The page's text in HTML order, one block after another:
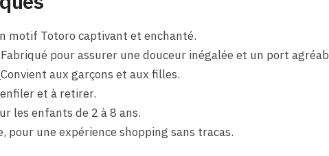
motif Totoro captivant et enchanté.
pour assurer une douceur inégalée et un port
Convient aux garçons et aux filles.
et à retirer.
les enfants de 2 à 8 ans.
pour une expérience shopping sans tracas.